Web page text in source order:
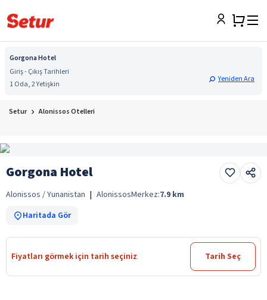
Gorgona Hotel
Giriş - Çıkış Tarihleri
1 Oda, 2 Yetişkin
Yeniden Ara
Setur Alonissos Otelleri
Gorgona Hotel
Alonissos / Yunanistan | AlonissosMerkez:7.9 km
Haritada Gör
Fiyatları görmek için tarih seçiniz Tarih Seç